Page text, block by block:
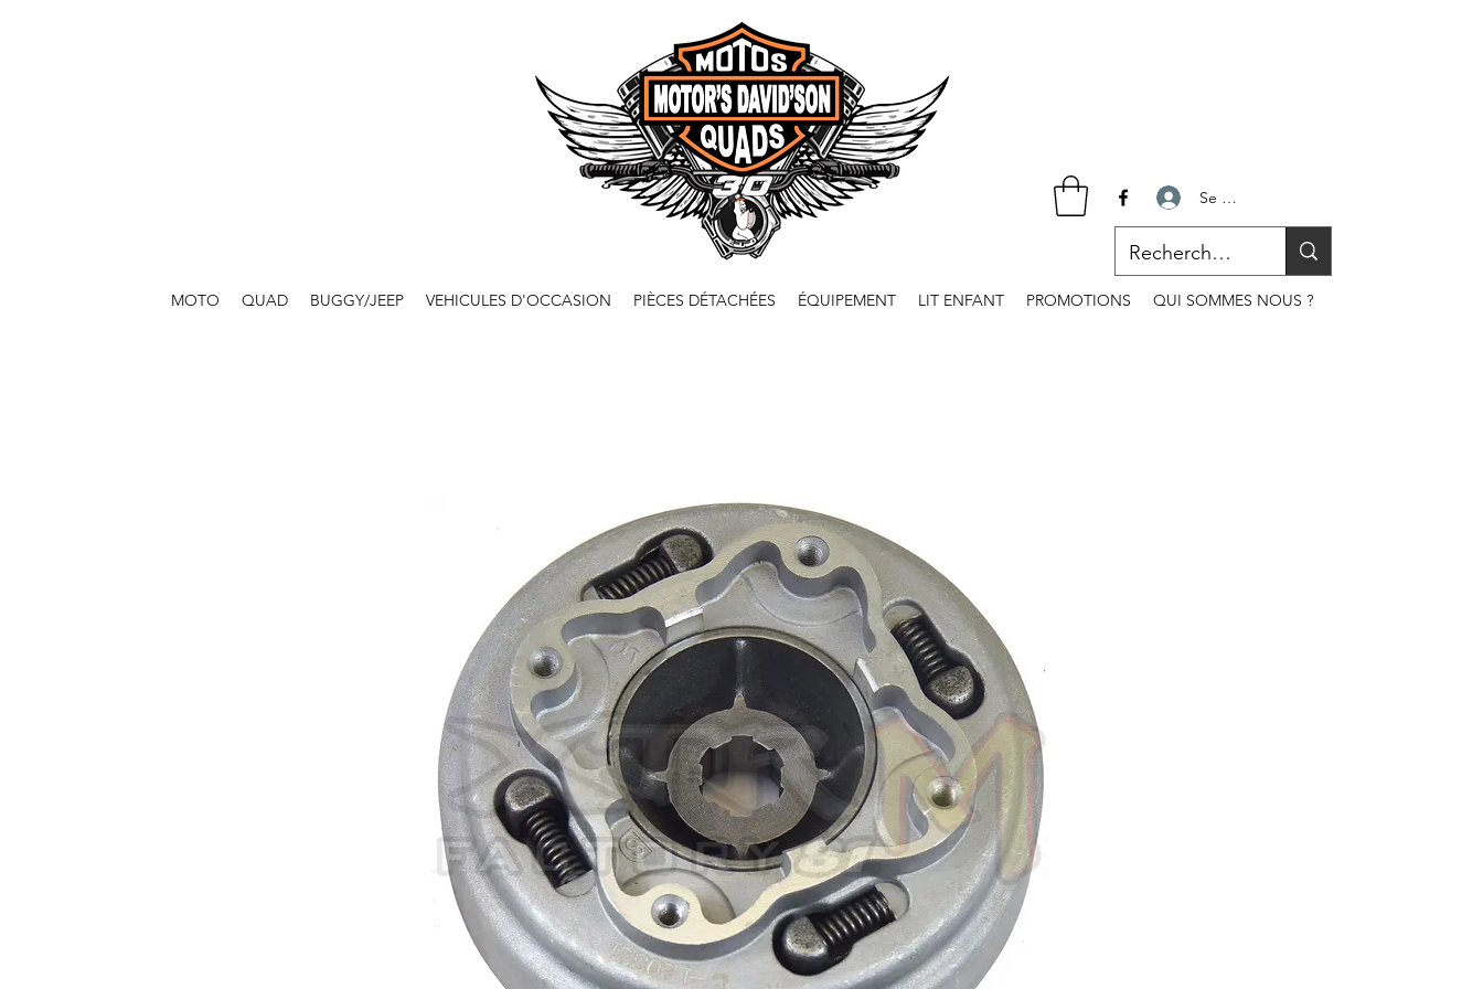
Se connecter
MOTO QUAD BUGGY/JEEP VEHICULES D'OCCASION PIÈCES DÉTACHÉES ÉQUIPEMENT LIT ENFANT PROMOTIONS QUI SOMMES NOUS ?